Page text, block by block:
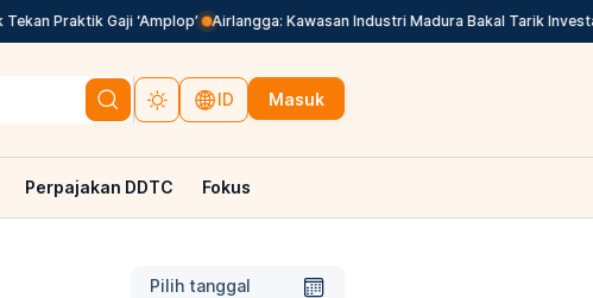
Praktik Gaji ‘Amplop’ Airlangga: Kawasan Industri Madura Bakal Tarik Investasi
ID Masuk
Perpajakan DDTC Fokus
Pilih tanggal